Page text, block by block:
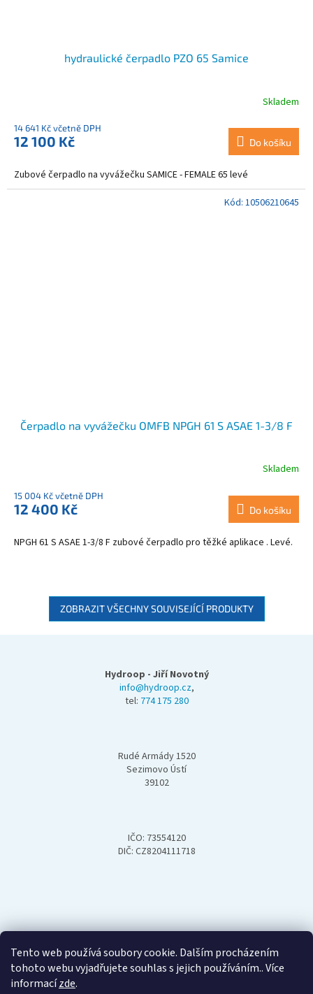
Tento web používá soubory cookie. Dalším procházením
tohoto webu vyjadřujete souhlas s jejich používáním.. Více
informacízde.
hydraulické čerpadlo PZO 65 Samice
Skladem
14 641 Kč včetně DPH
12 100 Kč Do košíku
Zubové čerpadlo na vyvážečku SAMICE - FEMALE 65 levé
Čerpadlo na vyvážečku OMFB NPGH 61 S ASAE 1-3/8 F
Skladem
15 004 Kč včetně DPH
12 400 Kč Do košíku
NPGH 61 S ASAE 1-3/8 F zubové čerpadlo pro těžké aplikace . Levé.
Kód: 10506210645
ZOBRAZIT VŠECHNY SOUVISEJÍCÍ PRODUKTY
Hydroop - Jiří Novotný
info@hydroop.cz,
tel: 774 175 280
Rudé Armády 1520
Sezimovo Ústí
39102
IČO: 73554120
DIČ: CZ8204111718